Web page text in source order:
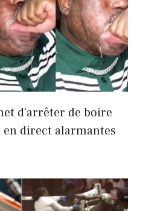
d'arrêter de boire
en direct alarmantes